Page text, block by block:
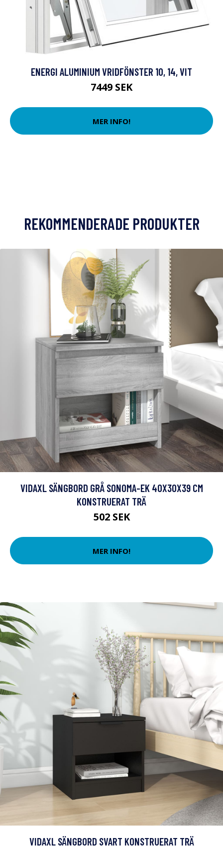
ENERGI ALUMINIUM VRIDFÖNSTER 10, 14, VIT
7449 SEK
MER INFO!
REKOMMENDERADE PRODUKTER
VIDAXL SÄNGBORD GRÅ SONOMA-EK 40X30X39 CM
KONSTRUERAT TRÄ
502 SEK
MER INFO!
VIDAXL SÄNGBORD SVART KONSTRUERAT TRÄ